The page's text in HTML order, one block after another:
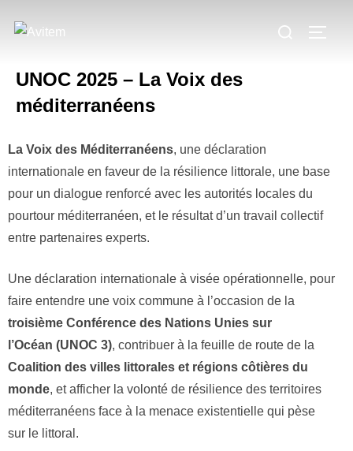
UNOC 2025 – La Voix des
méditerranéens
La Voix des Méditerranéens, une déclaration
internationale en faveur de la résilience littorale, une base
pour un dialogue renforcé avec les autorités locales du
pourtour méditerranéen, et le résultat d’un travail collectif
entre partenaires experts.
Une déclaration internationale à visée opérationnelle, pour
faire entendre une voix commune à l’occasion de la
troisième Conférence des Nations Unies sur
l’Océan (UNOC 3), contribuer à la feuille de route de la
Coalition des villes littorales et régions côtières du
monde, et afficher la volonté de résilience des territoires
méditerranéens face à la menace existentielle qui pèse
sur le littoral.